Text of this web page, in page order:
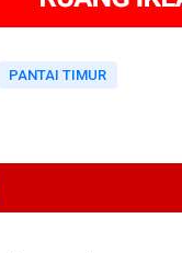
PANTAI TIMUR